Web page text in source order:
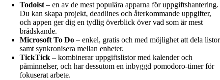
Todoist– en av de mest populära apparna för uppgiftshantering.
Du kan skapa projekt, deadlines och återkommande uppgifter,
och appen ger dig en tydlig överblick över vad som är mest
brådskande.
Microsoft To Do – enkel, gratis och med möjlighet att dela listor
samt synkronisera mellan enheter.
TickTick – kombinerar uppgiftslistor med kalender och
påminnelser, och har dessutom en inbyggd pomodoro-timer för
fokuserat arbete.